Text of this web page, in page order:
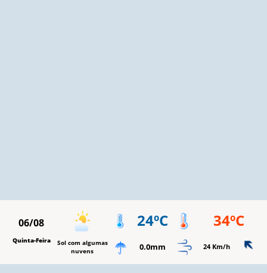
06/08
Quinta-Feira
Sol com algumas
nuvens
24ºC 34ºC
0.0mm 24 Km/h